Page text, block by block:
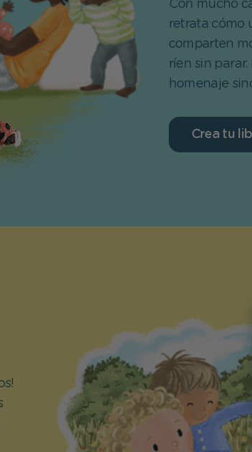
Con mucho
retrata cómo
comparten
ríen sin
homenaje
Crea tu